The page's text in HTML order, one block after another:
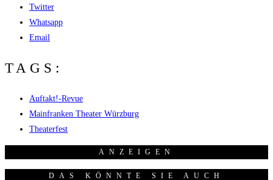
Twitter
Whatsapp
Email
TAGS:
Auftakt!-Revue
Mainfranken Theater Würzburg
Theaterfest
ANZEI­GEN
DAS KÖNNTE SIE AUCH